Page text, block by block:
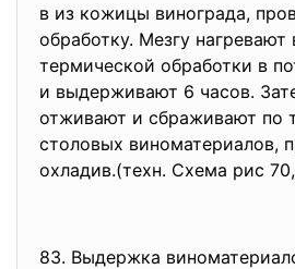
в из кожицы винограда,
обработку. Мезгу нагревают
термической обработки в
и выдерживают 6 часов.
отживают и сбраживают по
столовых виноматериалов,
охладив.(техн. Схема рис
83. Выдержка